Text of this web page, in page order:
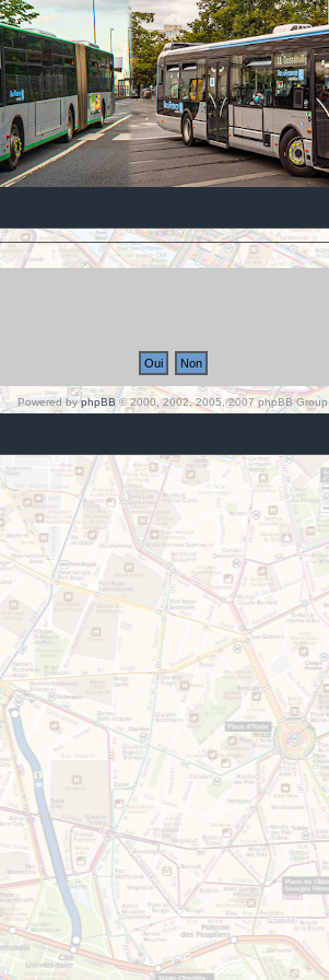
Powered byphpBB© 2000, 2002, 2005, 2007 phpBB Group